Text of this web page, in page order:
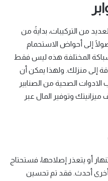
من التركيبات، بدايةً من
إلى أحواض الاستحمام
المختلفة هذه ليس فقط
إلى منزلك. ولهذا يمكن أن
الادوات الصحية من الصنابير
ميزانيتك وتوفير المال عبر
أو يتعذر إصلاحها، فستحتاج
أحدث. فقد تم تحسين